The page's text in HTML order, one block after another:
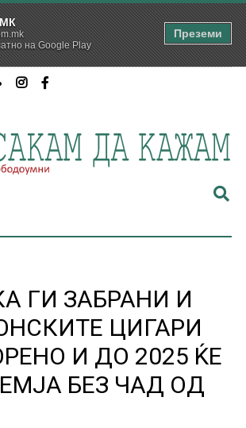
ГИ ЗАБРАНИ И
ЦИГАРИ
И ДО 2025 ЌЕ
БЕЗ ЧАД ОД
на Google Play
Преземи